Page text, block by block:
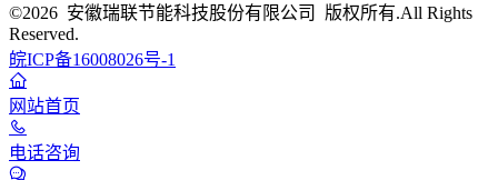
©2026 安徽瑞联节能科技股份有限公司 版权所有.All Rights
Reserved.
皖ICP备16008026号-1
网站首页
电话咨询